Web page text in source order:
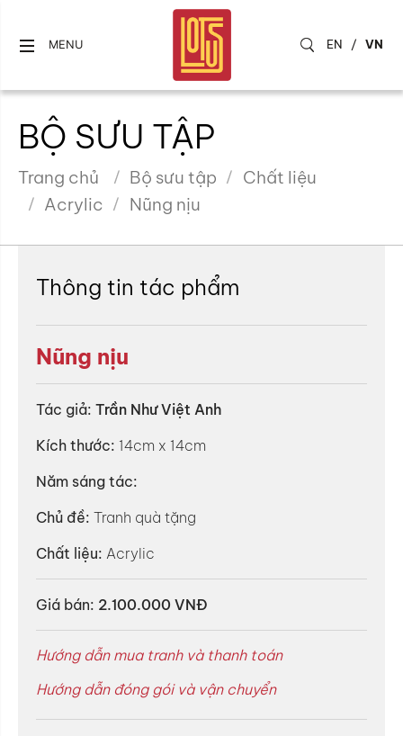
MENU EN / VN
BỘ SƯU TẬP
Trang chủ Bộ sưu tập
Chất liệu
Acrylic
Nũng nịu
Thông tin tác phẩm
Nũng nịu
Tác giả: Trần Như Việt Anh
Kích thước: 14cm x 14cm
Năm sáng tác:
Chủ đề: Tranh quà tặng
Chất liệu: Acrylic
Giá bán: 2.100.000 VNĐ
Hướng dẫn mua tranh và thanh toán
Hướng dẫn đóng gói và vận chuyển